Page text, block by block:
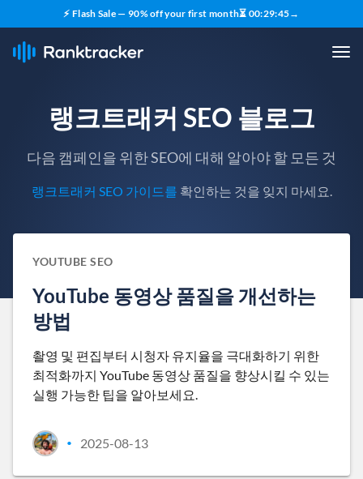
⚡ Flash Sale — 90% off your first month⏳ 00:29:44→
랭크트래커 SEO 블로그
다음 캠페인을 위한 SEO에 대해 알아야 할 모든 것
랭크트래커 SEO 가이드를 확인하는 것을 잊지 마세요.
YOUTUBE SEO
YouTube 동영상 품질을 개선하는
방법
촬영 및 편집부터 시청자 유지율을 극대화하기 위한
최적화까지 YouTube 동영상 품질을 향상시킬 수 있는
실행 가능한 팁을 알아보세요.
• 2025-08-13